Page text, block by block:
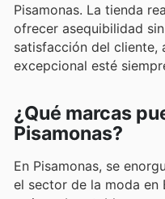
Pisamonas. La tienda
ofrecer asequibilidad
satisfacción del cliente,
excepcional esté
¿Qué marcas
Pisamonas?
En Pisamonas, se
el sector de la moda en